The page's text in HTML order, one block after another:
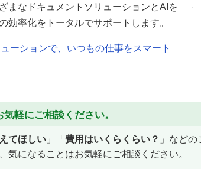
まなドキュメントソリューションとAIを
効率化をトータルでサポートします。
ーションで、いつもの仕事をスマート
軽にご相談ください。
てほしい 」「 費用はいくらくらい？ 」などの
気になることはお気軽にご相談ください。